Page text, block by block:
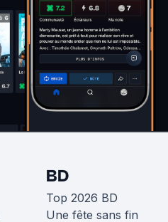
BD
Top 2026 BD
Une fête sans fin